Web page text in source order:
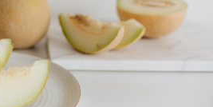
не нужно тратить
ее усвоить, рассказала
плод богат витаминами и
содержатся:
А) — отвечает за
зрения и
кожи. Дыня
обновляет
органов. А еще именно
дыне желтый
ПИТАНИЕ
ФРУКТЫ